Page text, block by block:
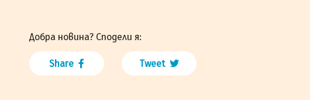
Добра новина? Сподели я:
Share Tweet